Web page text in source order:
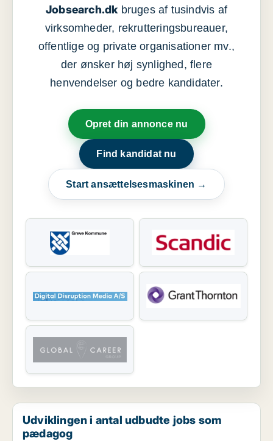
Jobsearch.dkbruges af tusindvis af
virksomheder, rekrutteringsbureauer,
offentlige og private organisationer mv.,
der ønsker høj synlighed, flere
henvendelser og bedre kandidater.
Opret din annonce nu
Find kandidat nu
Start ansættelsesmaskinen →
Udviklingen i antal udbudte jobs som
pædagog